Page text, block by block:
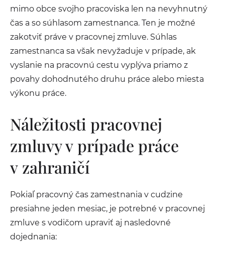
mimo obce svojho pracoviska len na nevyhnutný
čas a so súhlasom zamestnanca. Ten je možné
zakotviť práve v pracovnej zmluve. Súhlas
zamestnanca sa však nevyžaduje v prípade, ak
vyslanie na pracovnú cestu vyplýva priamo z
povahy dohodnutého druhu práce alebo miesta
výkonu práce.
Náležitosti pracovnej
zmluvy v prípade práce
v zahraničí
Pokiaľ pracovný čas zamestnania v cudzine
presiahne jeden mesiac, je potrebné v pracovnej
zmluve s vodičom upraviť aj nasledovné
dojednania: